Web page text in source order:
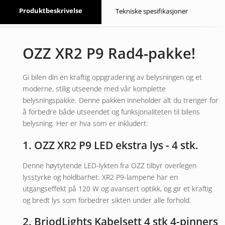
Produktbeskrivelse Tekniske spesifikasjoner
OZZ XR2 P9 Rad4-pakke!
Gi bilen din en kraftig oppgradering av belysningen og et
moderne, stilig utseende med vår komplette
belysningspakke. Denne pakken inneholder alt du trenger for
å forbedre både utseendet og funksjonaliteten til bilens
belysning. Her er hva som er inkludert:
1. OZZ XR2 P9 LED ekstra lys - 4 stk.
Denne høytytende LED-lykten fra OZZ tilbyr overlegen
lysstyrke og holdbarhet. XR2 P9-lampene har en
utgangseffekt på 120 W og avansert optikk, og gir et kraftig
og bredt lys som forbedrer sikten under alle forhold.
2. BriodLights Kabelsett 4 stk 4-pinners